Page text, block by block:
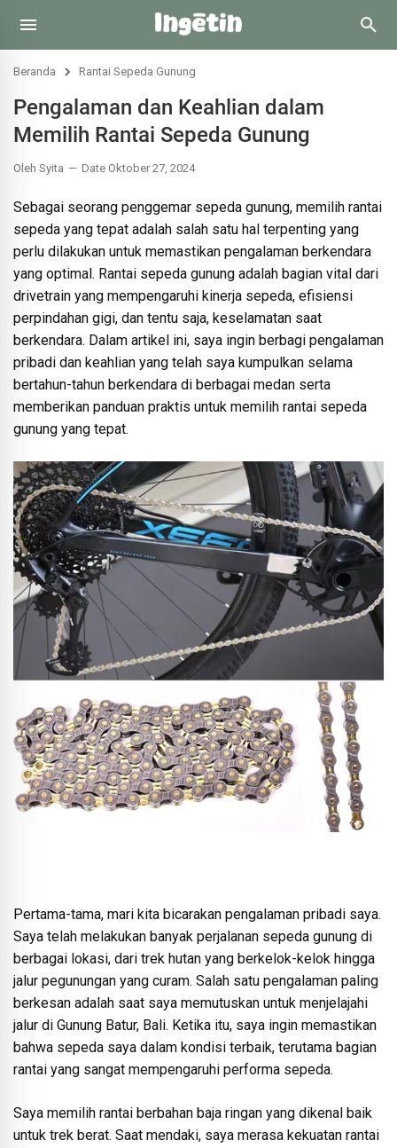
Beranda Rantai Sepeda Gunung
Pengalaman dan Keahlian dalam
Memilih Rantai Sepeda Gunung
Oleh Syita Date Oktober 27, 2024
Sebagai seorang penggemar sepeda gunung, memilih rantai
sepeda yang tepat adalah salah satu hal terpenting yang
perlu dilakukan untuk memastikan pengalaman berkendara
yang optimal. Rantai sepeda gunung adalah bagian vital dari
drivetrain yang mempengaruhi kinerja sepeda, efisiensi
perpindahan gigi, dan tentu saja, keselamatan saat
berkendara. Dalam artikel ini, saya ingin berbagi pengalaman
pribadi dan keahlian yang telah saya kumpulkan selama
bertahun-tahun berkendara di berbagai medan serta
memberikan panduan praktis untuk memilih rantai sepeda
gunung yang tepat.
Pertama-tama, mari kita bicarakan pengalaman pribadi saya.
Saya telah melakukan banyak perjalanan sepeda gunung di
berbagai lokasi, dari trek hutan yang berkelok-kelok hingga
jalur pegunungan yang curam. Salah satu pengalaman paling
berkesan adalah saat saya memutuskan untuk menjelajahi
jalur di Gunung Batur, Bali. Ketika itu, saya ingin memastikan
bahwa sepeda saya dalam kondisi terbaik, terutama bagian
rantai yang sangat mempengaruhi performa sepeda.
Saya memilih rantai berbahan baja ringan yang dikenal baik
untuk trek berat. Saat mendaki, saya merasa kekuatan rantai